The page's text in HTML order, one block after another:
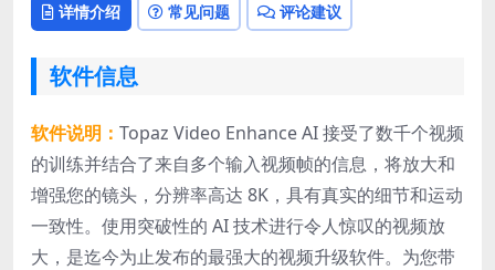
详情介绍 常见问题 评论建议
软件信息
软件说明： Topaz Video Enhance AI 接受了数千个视频
的训练并结合了来自多个输入视频帧的信息，将放大和
增强您的镜头，分辨率高达 8K，具有真实的细节和运动
一致性。使用突破性的 AI 技术进行令人惊叹的视频放
大，是迄今为止发布的最强大的视频升级软件。为您带